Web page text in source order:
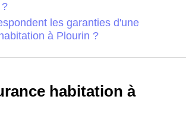
les garanties d'une
à Plourin ?
habitation à